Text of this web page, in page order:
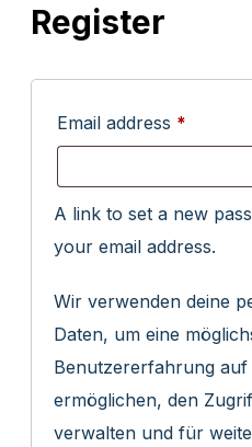
a
v
Register
Email address *
A link to set a new
your email address.
Wir verwenden deine
Daten, um eine
Benutzererfahrung auf
ermöglichen, den
verwalten und für